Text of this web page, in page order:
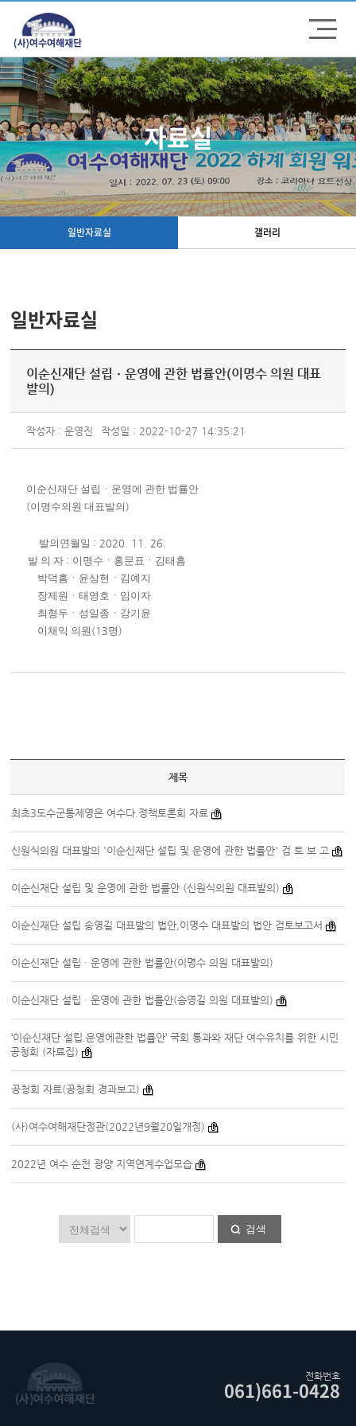
주메뉴 바로가기
컨텐츠 바로가기
자료실
일반자료실 갤러리
일반자료실
이순신재단 설립ㆍ운영에 관한 법률안(이명수 의원 대표
발의)
작성자 : 운영진 작성일 : 2022-10-27 14:35:21
이순신재단 설립ㆍ운영에 관한 법률안
(이명수의원 대표발의)
발의연월일 : 2020. 11. 26.
발 의 자 : 이명수ㆍ홍문표ㆍ김태흠
박덕흠ㆍ윤상현ㆍ김예지
장제원ㆍ태영호ㆍ임이자
최형두ㆍ성일종ㆍ강기윤
이채익 의원 (13명)
제목
최초3도수군통제영은 여수다.정책토론회 자료
신원식의원 대표발의 '이순신재단 설립 및 운영에 관한 법률안' 검 토 보 고
이순신재단 설립 및 운영에 관한 법률안 (신원식의원 대표발의)
이순신재단 설립 송영길 대표발의 법안,이명수 대표발의 법안 검토보고서
이순신재단 설립ㆍ운영에 관한 법률안(이명수 의원 대표발의)
이순신재단 설립ㆍ운영에 관한 법률안(송영길 의원 대표발의)
‘이순신재단 설립.운영에관한 법률안’ 국회 통과와 재단 여수유치를 위한 시민
공청회 (자료집)
공청회 자료(공청회 경과보고)
(사)여수여해재단정관(2022년9월20일개정)
2022년 여수 순천 광양 지역연계수업모습
검색
전화번호
061)661-0428